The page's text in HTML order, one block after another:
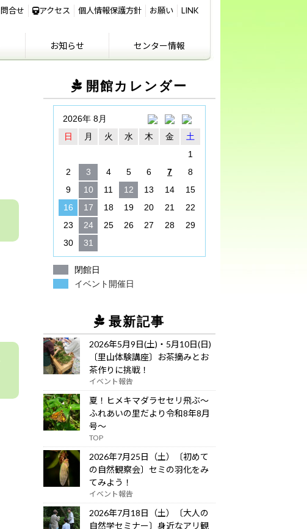
問合せ アクセス 個人情報保護方針 お願い LINK
お知らせ センター情報
いて
開館カレンダー
2026年 8月
日
月 火 水 木 金
土
1
2
3 4 5 6 7
8
9
10 11 12 13 14
15
16
17 18 19 20 21
22
23
24 25 26 27 28
29
30
31
閉館日
イベント開催日
最新記事
2026年5月9日(土)・5月10日(日)
〔里山体験講座〕お茶摘みとお
茶作りに挑戦！
イベント報告
夏！ヒメキマダラセセリ飛ぶ～
ふれあいの里だより令和8年8月
号～
TOP
2026年7月25日（土）〔初めて
の自然観察会〕セミの羽化をみ
てみよう！
イベント報告
2026年7月18日（土）〔大人の
自然学セミナー〕身近なアリ観